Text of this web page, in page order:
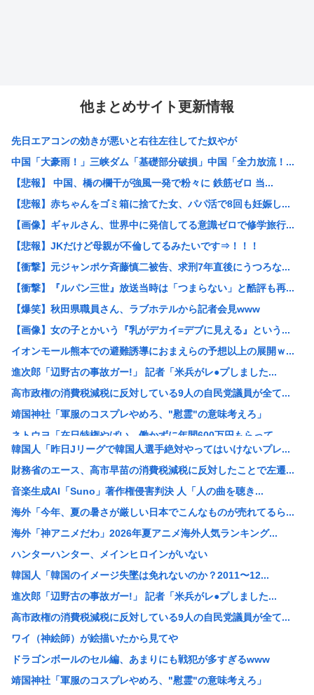
他まとめサイト更新情報
先日エアコンの効きが悪いと右往左往してた奴やが
中国「大豪雨！」三峡ダム「基礎部分破損」中国「全力放流！...
【悲報】 中国、橋の欄干が強風一発で粉々に 鉄筋ゼロ 当...
【悲報】赤ちゃんをゴミ箱に捨てた女、パパ活で8回も妊娠し...
【画像】ギャルさん、世界中に発信してる意識ゼロで修学旅行...
【悲報】JKだけど母親が不倫してるみたいです⇒！！！
【衝撃】元ジャンポケ斉藤慎二被告、求刑7年直後にうつろな...
【衝撃】『ルパン三世』放送当時は「つまらない」と酷評も再...
【爆笑】秋田県職員さん、ラブホテルから記者会見www
【画像】女の子とかいう『乳がデカイ=デブに見える』という...
イオンモール熊本での避難誘導におまえらの予想以上の展開ｗ...
進次郎「辺野古の事故ガー!」 記者「米兵がレ●プしました...
高市政権の消費税減税に反対している9人の自民党議員が全て...
靖国神社「軍服のコスプレやめろ、"慰霊"の意味考えろ」
ネトウヨ「在日特権やばい。働かずに年間600万円もらって...
【重要指名手配】八田與一容疑者、新写真公開も「もう死んで...
小野田大臣、「元々おまえも外国籍だろ？」というツッコミを...
中国「日本は原爆被害者の立場で同情を買おうとするのを止め...
【速報】USスチール、1800億円の黒字www
【悲報】 週刊誌、好き放題書きまくる 高市早苗首相は新公...
【画像】例の美人すぎるおにぎり屋さん、裏でおっさんが握っ...
【高市総理】非核三原則「堅持している」 長崎平和祈念式典...
コールマンの人気商品が変わった？キャンプ離れの中で売れる...
【悲報】全席指定･事前販売制｢琵琶湖三市同時花火大会｣が...
【悲報】タトゥー擁護してる反社、味方から背中を刺される
秋田県職員、ラブホテルから記者会見していたことが発覚（※...
彼女「ねぃねぃ、結婚も視野に入ってきたわけだし給料教えて...
韓国人「昨日Jリーグで韓国人選手絶対やってはいけないプレ...
財務省のエース、高市早苗の消費税減税に反対したことで左遷...
音楽生成AI「Suno」著作権侵害判決 人「人の曲を聴き...
海外「今年、夏の暑さが厳しい日本でこんなものが売れてるら...
海外「神アニメだわ」2026年夏アニメ海外人気ランキング...
ハンターハンター、メインヒロインがいない
韓国人「韓国のイメージ失墜は免れないのか？2011〜12...
進次郎「辺野古の事故ガー!」 記者「米兵がレ●プしました...
高市政権の消費税減税に反対している9人の自民党議員が全て...
ワイ（神絵師）が絵描いたから見てや
ドラゴンボールのセル編、あまりにも戦犯が多すぎるwww
靖国神社「軍服のコスプレやめろ、"慰霊"の意味考えろ」